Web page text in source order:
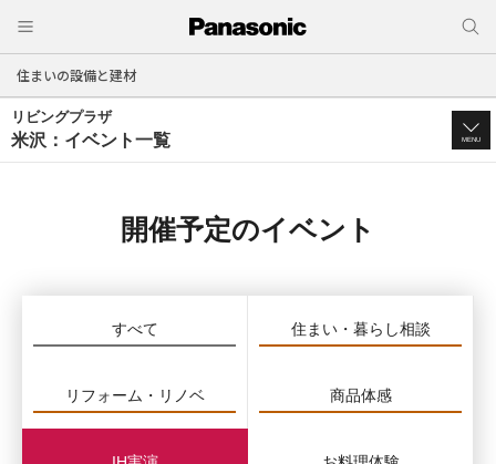
住まいの設備と建材
リビングプラザ
米沢：イベント一覧 MENU
開催予定のイベント
すべて 住まい・暮らし相談
リフォーム・リノベ 商品体感